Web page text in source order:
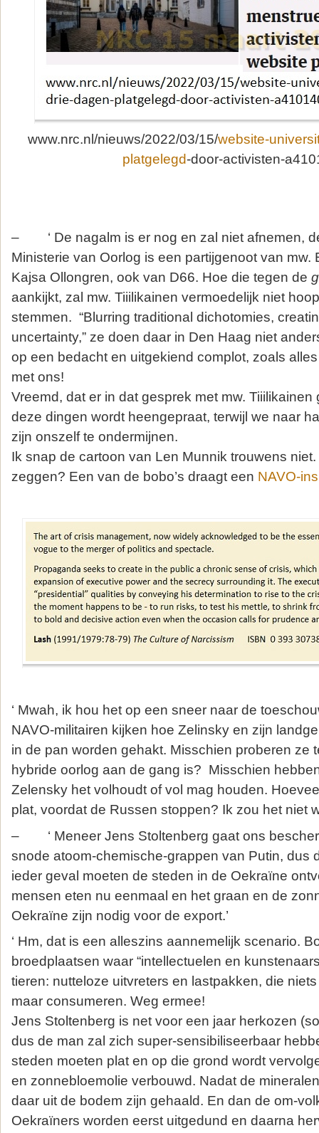
www.nrc.nl/nieuws/2022/03/15/website-
platgelegd-door-activisten-
– ‘ De nagalm is er nog en zal niet afnemen,
Ministerie van Oorlog is een partijgenoot van mw.
Kajsa Ollongren, ook van D66. Hoe die tegen de
aankijkt, zal mw. Tiiilikainen vermoedelijk niet
stemmen. “Blurring traditional dichotomies,
uncertainty,” ze doen daar in Den Haag niet
op een bedacht en uitgekiend complot, zoals
met ons!
Vreemd, dat er in dat gesprek met mw.
deze dingen wordt heengepraat, terwijl we naar
zijn onszelf te ondermijnen.
Ik snap de cartoon van Len Munnik trouwens
zeggen? Een van de bobo’s draagt een NAVO-
‘ Mwah, ik hou het op een sneer naar de
NAVO-militairen kijken hoe Zelinsky en zijn
in de pan worden gehakt. Misschien proberen ze
hybride oorlog aan de gang is? Misschien
Zelensky het volhoudt of vol mag houden.
plat, voordat de Russen stoppen? Ik zou het niet
– ‘ Meneer Jens Stoltenberg gaat ons
snode atoom-chemische-grappen van Putin, dus
ieder geval moeten de steden in de Oekraïne
mensen eten nu eenmaal en het graan en de
Oekraïne zijn nodig voor de export.’
‘ Hm, dat is een alleszins aannemelijk scenario.
broedplaatsen waar “intellectuelen en
tieren: nutteloze uitvreters en lastpakken, die
maar consumeren. Weg ermee!
Jens Stoltenberg is net voor een jaar herkozen
dus de man zal zich super-sensibiliseerbaar
steden moeten plat en op die grond wordt
en zonnebloemolie verbouwd. Nadat de
daar uit de bodem zijn gehaald. En dan de om-
Oekraïners worden eerst uitgedund en daarna